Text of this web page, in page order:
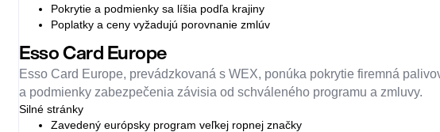
Pokrytie a podmienky sa líšia podľa krajiny
Poplatky a ceny vyžadujú porovnanie zmlúv
Esso Card Europe
Esso Card Europe, prevádzkovaná s WEX, ponúka pokrytie firemná
a podmienky zabezpečenia závisia od schváleného programu a zmluvy.
Silné stránky
Zavedený európsky program veľkej ropnej značky